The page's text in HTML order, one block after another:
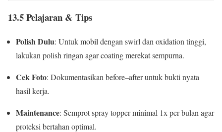
13.5 Pelajaran & Tips
Polish Dulu: Untuk mobil dengan swirl dan oxidation tinggi,
lakukan polish ringan agar coating merekat sempurna.
Cek Foto: Dokumentasikan before–after untuk bukti nyata
hasil kerja.
Maintenance: Semprot spray topper minimal 1x per bulan agar
proteksi bertahan optimal.